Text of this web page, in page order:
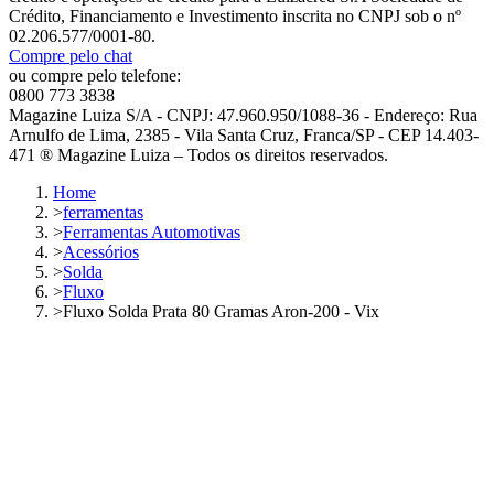
Crédito, Financiamento e Investimento inscrita no CNPJ sob o nº
02.206.577/0001-80.
Compre pelo chat
ou compre pelo telefone:
0800 773 3838
Magazine Luiza S/A - CNPJ: 47.960.950/1088-36 - Endereço: Rua
Arnulfo de Lima, 2385 - Vila Santa Cruz, Franca/SP - CEP 14.403-
471 ® Magazine Luiza – Todos os direitos reservados.
Home
>ferramentas
>Ferramentas Automotivas
>Acessórios
>Solda
>Fluxo
>Fluxo Solda Prata 80 Gramas Aron-200 - Vix